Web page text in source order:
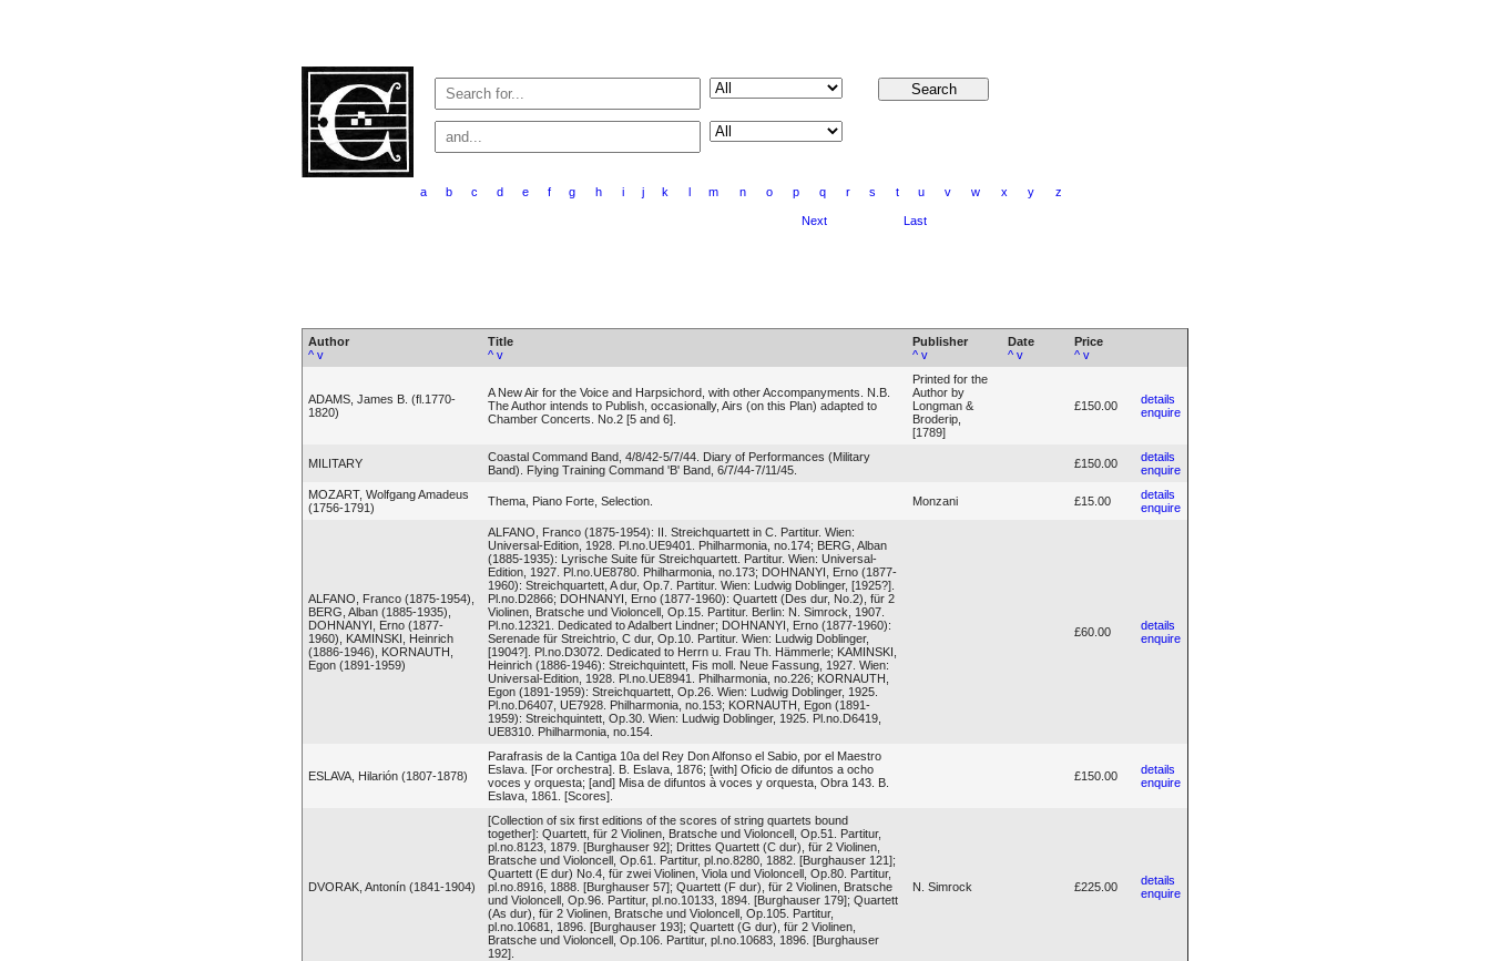
a b c d e f g h i j k l m n o p q r s t u v w x y z
Next Last
Author
^ v
Title
^ v
Publisher
^ v
Date
^ v
Price
^ v
ADAMS, James B. (fl.1770-
1820)
A New Air for the Voice and Harpsichord, with other Accompanyments. N.B.
The Author intends to Publish, occasionally, Airs (on this Plan) adapted to
Chamber Concerts. No.2 [5 and 6].
Printed for the
Author by
Longman &
Broderip,
[1789]
£150.00
details
enquire
MILITARY
Coastal Command Band, 4/8/42-5/7/44. Diary of Performances (Military
Band). Flying Training Command 'B' Band, 6/7/44-7/11/45.
£150.00
details
enquire
MOZART, Wolfgang Amadeus
(1756-1791)
Thema, Piano Forte, Selection. Monzani £15.00
details
enquire
ALFANO, Franco (1875-1954),
BERG, Alban (1885-1935),
DOHNANYI, Erno (1877-
1960), KAMINSKI, Heinrich
(1886-1946), KORNAUTH,
Egon (1891-1959)
ALFANO, Franco (1875-1954): II. Streichquartett in C. Partitur. Wien:
Universal-Edition, 1928. Pl.no.UE9401. Philharmonia, no.174; BERG, Alban
(1885-1935): Lyrische Suite für Streichquartett. Partitur. Wien: Universal-
Edition, 1927. Pl.no.UE8780. Philharmonia, no.173; DOHNANYI, Erno (1877-
1960): Streichquartett, A dur, Op.7. Partitur. Wien: Ludwig Doblinger, [1925?].
Pl.no.D2866; DOHNANYI, Erno (1877-1960): Quartett (Des dur, No.2), für 2
Violinen, Bratsche und Violoncell, Op.15. Partitur. Berlin: N. Simrock, 1907.
Pl.no.12321. Dedicated to Adalbert Lindner; DOHNANYI, Erno (1877-1960):
Serenade für Streichtrio, C dur, Op.10. Partitur. Wien: Ludwig Doblinger,
[1904?]. Pl.no.D3072. Dedicated to Herrn u. Frau Th. Hämmerle; KAMINSKI,
Heinrich (1886-1946): Streichquintett, Fis moll. Neue Fassung, 1927. Wien:
Universal-Edition, 1928. Pl.no.UE8941. Philharmonia, no.226; KORNAUTH,
Egon (1891-1959): Streichquartett, Op.26. Wien: Ludwig Doblinger, 1925.
Pl.no.D6407, UE7928. Philharmonia, no.153; KORNAUTH, Egon (1891-
1959): Streichquintett, Op.30. Wien: Ludwig Doblinger, 1925. Pl.no.D6419,
UE8310. Philharmonia, no.154.
£60.00
details
enquire
ESLAVA, Hilarión (1807-1878)
Parafrasis de la Cantiga 10a del Rey Don Alfonso el Sabio, por el Maestro
Eslava. [For orchestra]. B. Eslava, 1876; [with] Oficio de difuntos a ocho
voces y orquesta; [and] Misa de difuntos à voces y orquesta, Obra 143. B.
Eslava, 1861. [Scores].
£150.00
details
enquire
DVORAK, Antonín (1841-1904)
[Collection of six first editions of the scores of string quartets bound
together]: Quartett, für 2 Violinen, Bratsche und Violoncell, Op.51. Partitur,
pl.no.8123, 1879. [Burghauser 92]; Drittes Quartett (C dur), für 2 Violinen,
Bratsche und Violoncell, Op.61. Partitur, pl.no.8280, 1882. [Burghauser 121];
Quartett (E dur) No.4, für zwei Violinen, Viola und Violoncell, Op.80. Partitur,
pl.no.8916, 1888. [Burghauser 57]; Quartett (F dur), für 2 Violinen, Bratsche
und Violoncell, Op.96. Partitur, pl.no.10133, 1894. [Burghauser 179]; Quartett
(As dur), für 2 Violinen, Bratsche und Violoncell, Op.105. Partitur,
pl.no.10681, 1896. [Burghauser 193]; Quartett (G dur), für 2 Violinen,
Bratsche und Violoncell, Op.106. Partitur, pl.no.10683, 1896. [Burghauser
192].
N. Simrock £225.00
details
enquire